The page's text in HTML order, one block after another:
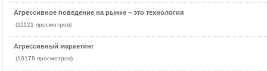
Агрессивное поведение на рынке – это технология
(11121 просмотров)
Агрессивный маркетинг
(10178 просмотров)